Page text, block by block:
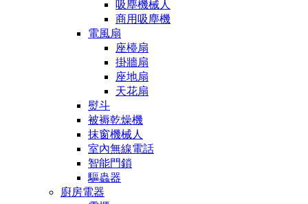
吸塵機械人
商用吸塵機
電風扇
座檯扇
掛牆扇
座地扇
天花扇
熨斗
被褥乾燥機
抹窗機械人
室內無線電話
智能門鎖
驅蟲器
廚房電器